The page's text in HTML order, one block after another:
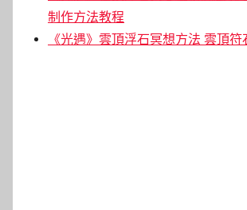
制作方法教程
《光遇》雲頂浮石冥想方法 雲頂